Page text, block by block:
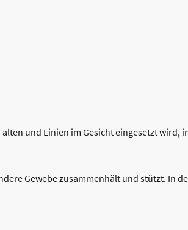
und Linien im Gesicht eingesetzt
Gewebe zusammenhält und stützt. In